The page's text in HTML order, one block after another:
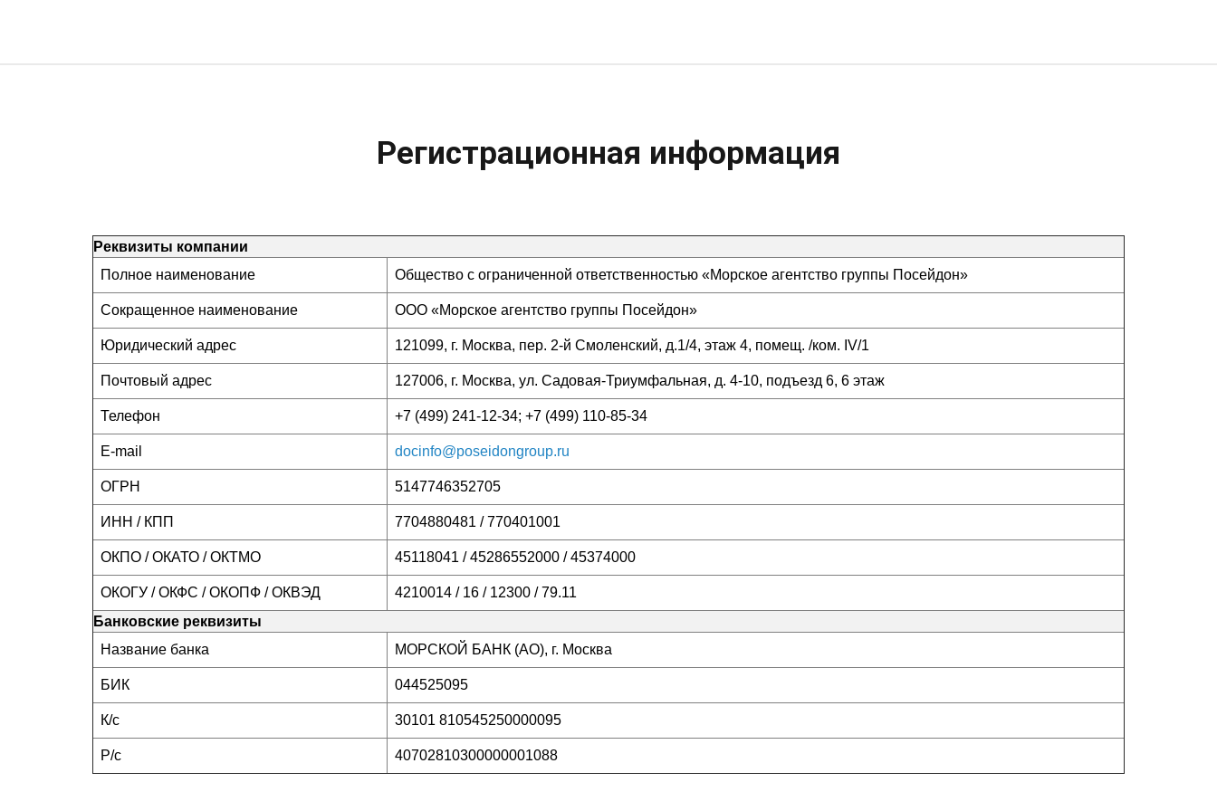
Регистрационная информация
Реквизиты компании
Полное наименование
Общество с ограниченной ответственностью «Морское агентство группы Посейдон»
Сокращенное наименование ООО «Морское агентство группы Посейдон»
Юридический адрес 121099, г. Москва, пер. 2-й Смоленский, д.1/4, этаж 4, помещ. /ком. IV/1
Почтовый адрес 127006, г. Москва, ул. Садовая-Триумфальная, д. 4-10, подъезд 6, 6 этаж
Телефон +7 (499) 241-12-34; +7 (499) 110-85-34
E-mail docinfo@poseidongroup.ru
ОГРН 5147746352705
ИНН / КПП 7704880481 / 770401001
ОКПО / ОКАТО / ОКТМО 45118041 / 45286552000 / 45374000
ОКОГУ / ОКФС / ОКОПФ / ОКВЭД
4210014 / 16 / 12300 / 79.11
Банковские реквизиты
Название банка
МОРСКОЙ БАНК (АО), г. Москва
БИК 044525095
К/с 30101 810545250000095
Р/с 40702810300000001088